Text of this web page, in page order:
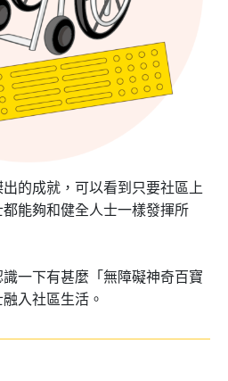
的成就，可以看到只要社區上
能夠和健全人士一樣發揮所
一下有甚麼「無障礙神奇百寶
入社區生活。